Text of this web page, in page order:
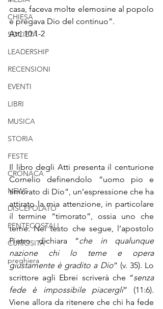
CHIESA
SOCIETÀ
LEADERSHIP
RECENSIONI
EVENTI
LIBRI
MUSICA
STORIA
FESTE
CRONACA
NEWS
DISCEPOLATO
PENTECOSTALI
CURIOSITA'
preghiera
casa, faceva molte elemosine al popolo
e pregava Dio del continuo”.
Atti 10:1-2
Il libro degli Atti presenta il centurione
Cornelio definendolo “uomo pio e
timorato di Dio”, un’espressione che ha
attirato la mia attenzione, in particolare
il termine “timorato”, ossia uno che
teme. Nel testo che segue, l’apostolo
Pietro dichiara “che in qualunque
nazione chi lo teme e opera
giustamente è gradito a Dio” (v. 35). Lo
scrittore agli Ebrei scriverà che “senza
fede è impossibile piacergli” (11:6).
Viene allora da ritenere che chi ha fede